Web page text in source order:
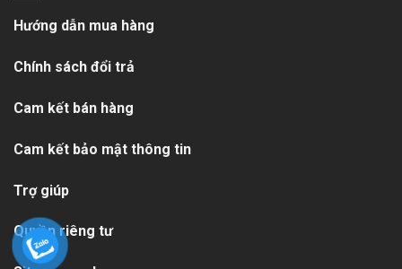
Hướng dẫn mua hàng
Chính sách đổi trả
Cam kết bán hàng
Cam kết bảo mật thông tin
Trợ giúp
Quyền riêng tư